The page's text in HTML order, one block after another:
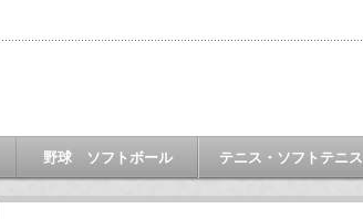
野球 ソフトボール テニス・ソフトテニス